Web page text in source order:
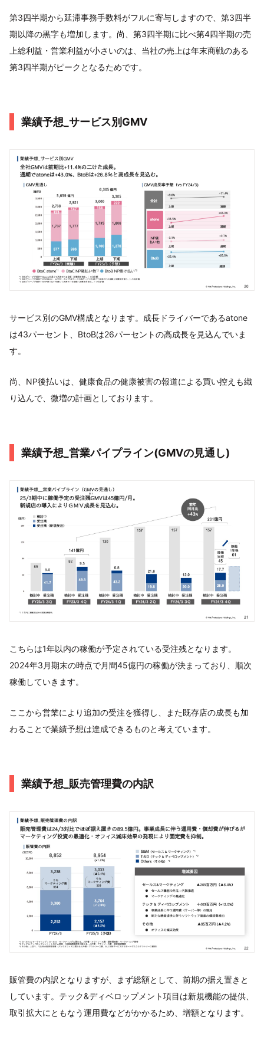
第3四半期から延滞事務手数料がフルに寄与しますので、第3四半
期以降の黒字も増加します。尚、第3四半期に比べ第4四半期の売
上総利益・営業利益が小さいのは、当社の売上は年末商戦のある
第3四半期がピークとなるためです。
業績予想_サービス別GMV
サービス別のGMV構成となります。成長ドライバーであるatone
は43パーセント、BtoBは26パーセントの高成長を見込んでいま
す。
尚、NP後払いは、健康食品の健康被害の報道による買い控えも織
り込んで、微増の計画としております。
業績予想_営業パイプライン(GMVの見通し)
こちらは1年以内の稼働が予定されている受注残となります。
2024年3月期末の時点で月間45億円の稼働が決まっており、順次
稼働していきます。
ここから営業により追加の受注を獲得し、また既存店の成長も加
わることで業績予想は達成できるものと考えています。
業績予想_販売管理費の内訳
販管費の内訳となりますが、まず総額として、前期の据え置きと
しています。テック&ディベロップメント項目は新規機能の提供、
取引拡大にともなう運用費などがかかるため、増額となります。